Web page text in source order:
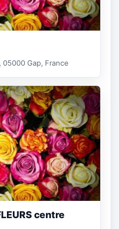
05000 Gap, France
centre